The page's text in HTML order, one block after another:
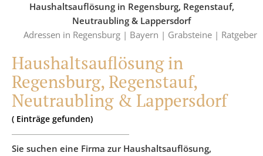
Haushaltsauflösung in Regensburg, Regenstauf,
Neutraubling & Lappersdorf
Adressen in Regensburg | Bayern | Grabsteine | Ratgeber
Haushaltsauflösung in
Regensburg, Regenstauf,
Neutraubling & Lappersdorf
( Einträge gefunden)
Sie suchen eine Firma zur Haushaltsauflösung,